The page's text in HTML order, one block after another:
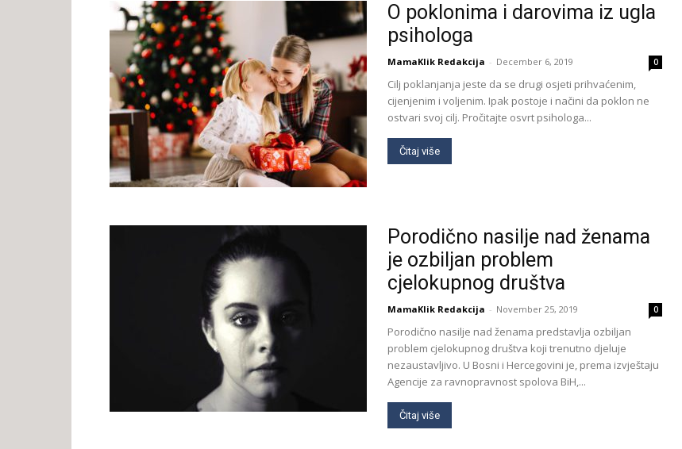
O poklonima i darovima iz ugla
psihologa
MamaKlik Redakcija - December 6, 2019 0
Cilj poklanjanja jeste da se drugi osjeti prihvaćenim,
cijenjenim i voljenim. Ipak postoje i načini da poklon ne
ostvari svoj cilj. Pročitajte osvrt psihologa...
Čitaj više
Porodično nasilje nad ženama
je ozbiljan problem
cjelokupnog društva
MamaKlik Redakcija - November 25, 2019 0
Porodično nasilje nad ženama predstavlja ozbiljan
problem cjelokupnog društva koji trenutno djeluje
nezaustavljivo. U Bosni i Hercegovini je, prema izvještaju
Agencije za ravnopravnost spolova BiH,...
Čitaj više